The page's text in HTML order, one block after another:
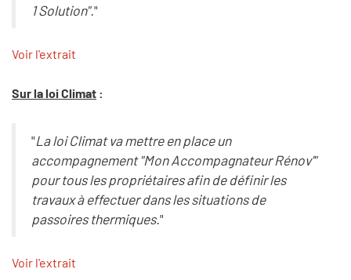
1 Solution"."
Voir l'extrait
Sur la loi Climat :
"La loi Climat va mettre en place un
accompagnement "Mon Accompagnateur Rénov'"
pour tous les propriétaires afin de définir les
travaux à effectuer dans les situations de
passoires thermiques."
Voir l'extrait